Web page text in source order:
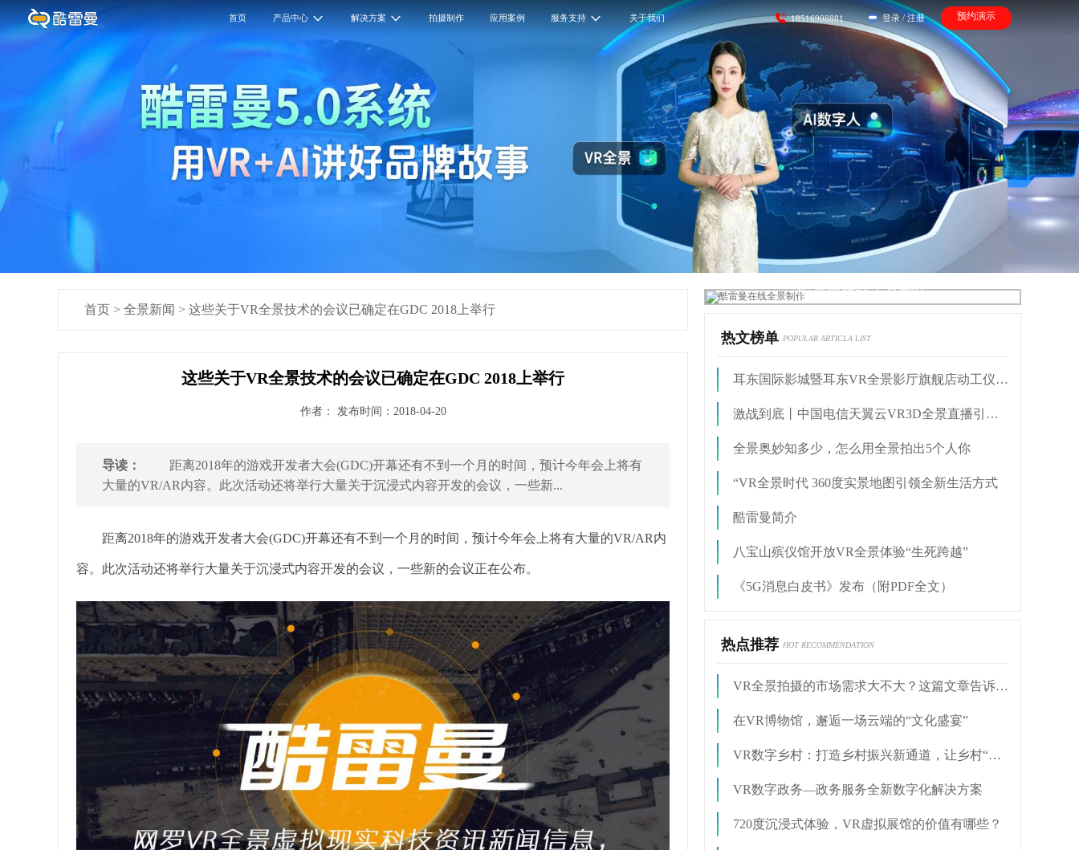
首页 产品中心 解决方案 拍摄制作 应用案例 服务支持 关于我们 18516908881 登录 / 注册 预约演示
首页 > 全景新闻 > 这些关于VR全景技术的会议已确定在GDC 2018上举行
这些关于VR全景技术的会议已确定在GDC 2018上举行
作者： 发布时间：2018-04-20
导读：
距离2018年的游戏开发者大会(GDC)开幕还有不到一个月的时间，预计今年会上将有
大量的VR/AR内容。此次活动还将举行大量关于沉浸式内容开发的会议，一些新...
距离2018年的游戏开发者大会(GDC)开幕还有不到一个月的时间，预计今年会上将有大量的VR/AR内
容。此次活动还将举行大量关于沉浸式内容开发的会议，一些新的会议正在公布。
酷雷曼在线全景制作
热文榜单 POPULAR ARTICLA LIST
耳东国际影城暨耳东VR全景影厅旗舰店动工仪式盛大举行
激战到底丨中国电信天翼云VR3D全景直播引燃拳击热火
全景奥妙知多少，怎么用全景拍出5个人你
“VR全景时代 360度实景地图引领全新生活方式
酷雷曼简介
八宝山殡仪馆开放VR全景体验“生死跨越”
《5G消息白皮书》发布（附PDF全文）
热点推荐 HOT RECOMMENDATION
VR全景拍摄的市场需求大不大？这篇文章告诉你答案
在VR博物馆，邂逅一场云端的“文化盛宴”
VR数字乡村：打造乡村振兴新通道，让乡村“走出去”
VR数字政务—政务服务全新数字化解决方案
720度沉浸式体验，VR虚拟展馆的价值有哪些？